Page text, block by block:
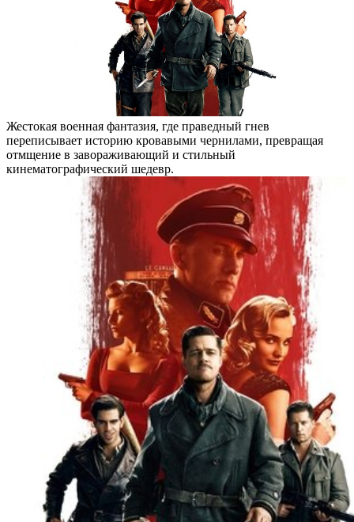
Жестокая военная фантазия, где праведный гнев
переписывает историю кровавыми чернилами, превращая
отмщение в завораживающий и стильный
кинематографический шедевр.